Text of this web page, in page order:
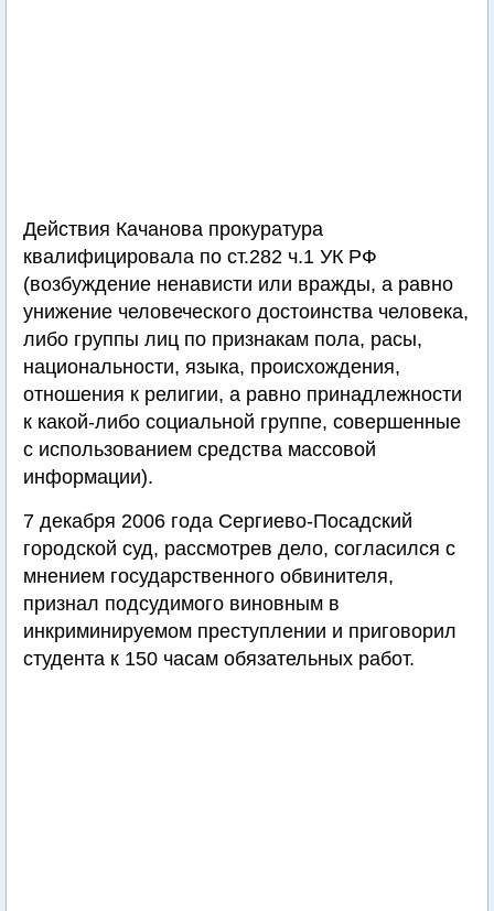
Действия Качанова прокуратура
квалифицировала по ст.282 ч.1 УК РФ
(возбуждение ненависти или вражды, а равно
унижение человеческого достоинства человека,
либо группы лиц по признакам пола, расы,
национальности, языка, происхождения,
отношения к религии, а равно принадлежности
к какой-либо социальной группе, совершенные
с использованием средства массовой
информации).
7 декабря 2006 года Сергиево-Посадский
городской суд, рассмотрев дело, согласился с
мнением государственного обвинителя,
признал подсудимого виновным в
инкриминируемом преступлении и приговорил
студента к 150 часам обязательных работ.